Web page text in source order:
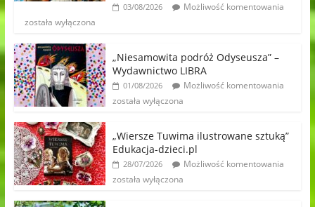
03/08/2026
Możliwość komentowania
została wyłączona
„Niesamowita podróż Odyseusza” –
Wydawnictwo LIBRA
01/08/2026
Możliwość komentowania
została wyłączona
„Wiersze Tuwima ilustrowane sztuką”
Edukacja-dzieci.pl
28/07/2026
Możliwość komentowania
została wyłączona